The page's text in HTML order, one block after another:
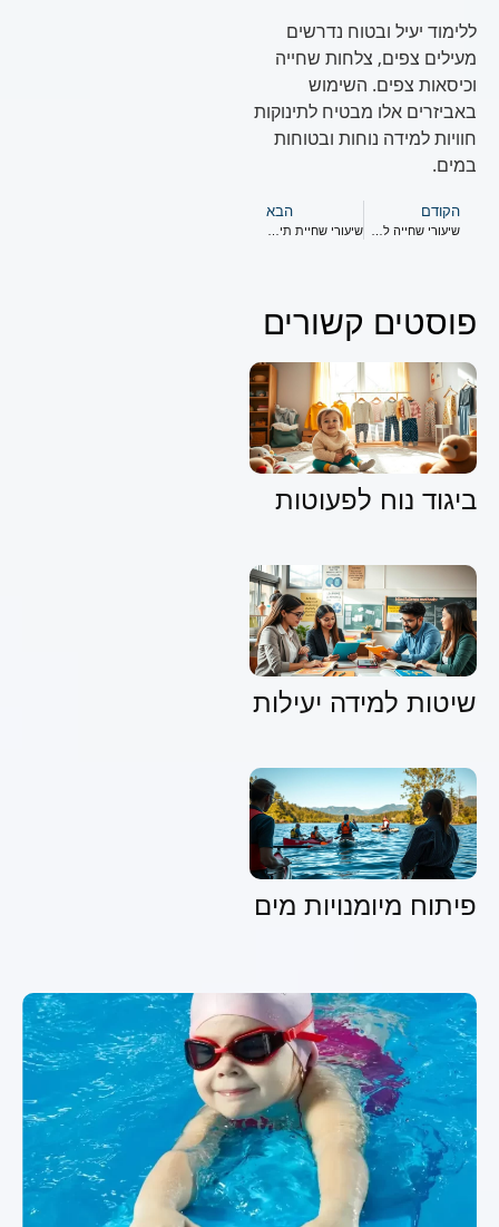
ללימוד יעיל ובטוח נדרשים
מעילים צפים, צלחות שחייה
וכיסאות צפים. השימוש
באביזרים אלו מבטיח לתינוקות
חוויות למידה נוחות ובטוחות
במים.
הקודם
שיעורי שחייה לתינוקות: שפריץ של ביטחון עצמי
הבא
שיעורי שחיית תינוקות מובילים בקרבתך
פוסטים קשורים
ביגוד נוח לפעוטות
שיטות למידה יעילות
פיתוח מיומנויות מים